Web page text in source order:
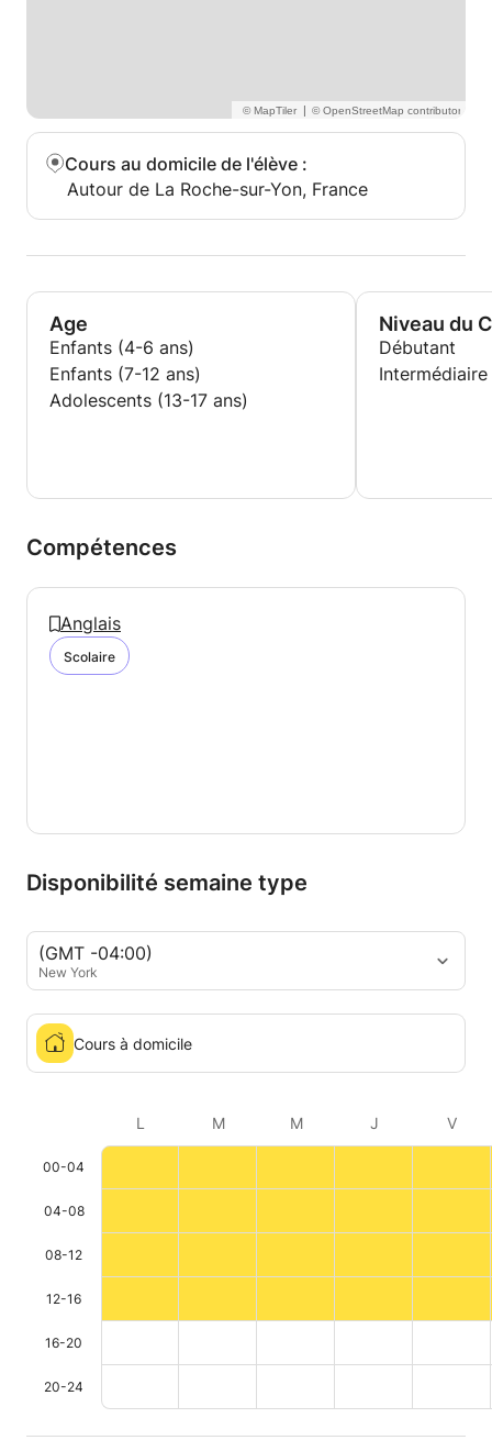
|
Cours au domicile de l'élève :
Autour de La Roche-sur-Yon, France
Age
Enfants (4-6 ans)
Enfants (7-12 ans)
Adolescents (13-17 ans)
Niveau du
Débutant
Intermédiaire
Compétences
Anglais
Scolaire
Disponibilité semaine type
(GMT -04:00)
New York
Cours à domicile
L M M J V
00-04
04-08
08-12
12-16
16-20
20-24